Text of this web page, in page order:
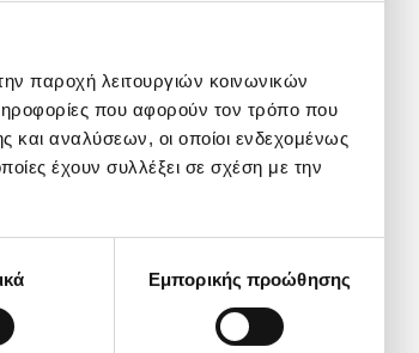
παροχή λειτουργιών κοινωνικών
που αφορούν τον τρόπο που
και αναλύσεων, οι οποίοι ενδεχομένως
έχουν συλλέξει σε σχέση με την
Εμπορικής προώθησης